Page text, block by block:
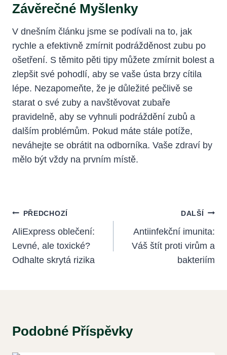
Závěrečné Myšlenky
V dnešním článku jsme se podívali na to, jak
rychle a efektivně zmírnit podrážděnost zubu po
ošetření. S těmito pěti tipy můžete zmírnit bolest a
zlepšit své pohodlí, aby se vaše ústa brzy cítila
lépe. Nezapomeňte, že je důležité pečlivě se
starat o své zuby a navštěvovat zubaře
pravidelně, aby se vyhnuli podráždění zubů a
dalším problémům. Pokud máte stále potíže,
neváhejte se obrátit na odborníka. Vaše zdraví by
mělo být vždy na prvním místě.
Navigace
Pro
Příspěvek
PŘEDCHOZÍ
AliExpress oblečení:
Levné, ale toxické?
Odhalte skrytá rizika
DALŠÍ
Antiinfekční imunita:
Váš štít proti virům a
bakteriím
Podobné Příspěvky